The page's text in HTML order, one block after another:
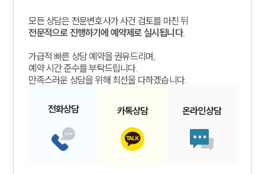
모든 상담은 전문변호사가 사건 검토를 마친 뒤
전문적으로 진행하기에 예약제로 실시됩니다.
가급적 빠른 상담 예약을 권유드리며,
예약 시간 준수를 부탁드립니다.
만족스러운 상담을 위해 최선을 다하겠습니다.
전화상담 카톡상담 온라인상담